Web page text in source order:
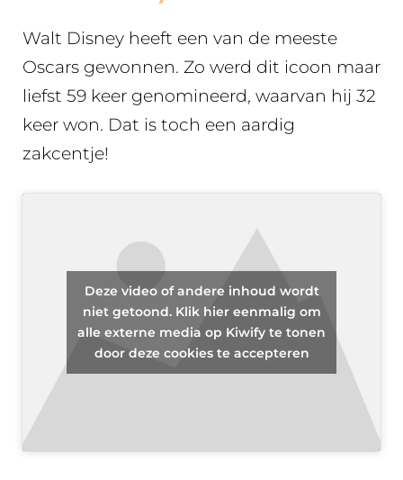
Walt Disney heeft een van de meeste
Oscars gewonnen. Zo werd dit icoon maar
liefst 59 keer genomineerd, waarvan hij 32
keer won. Dat is toch een aardig
zakcentje!
Deze video of andere inhoud wordt
niet getoond. Klik hier eenmalig om
alle externe media op Kiwify te tonen
door deze cookies te accepteren